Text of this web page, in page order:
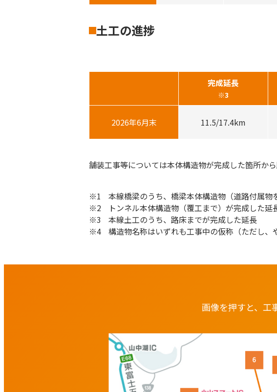
土工の進捗
完成延長
※3
2026年6月末 11.5/17.4km
舗装工事等については本体構造物が完成した箇所か
本線橋梁のうち、橋梁本体構造物（道路付属物
トンネル本体構造物（覆工まで）が完成した延
本線土工のうち、路床までが完成した延長
構造物名称はいずれも工事中の仮称（ただし、
画像を押すと、工